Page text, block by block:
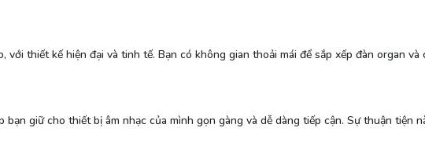
thiết kế hiện đại và tinh tế. Bạn có không gian thoải mái để sắp xếp đàn organ
giữ cho thiết bị âm nhạc của mình gọn gàng và dễ dàng tiếp cận. Sự thuận tiện